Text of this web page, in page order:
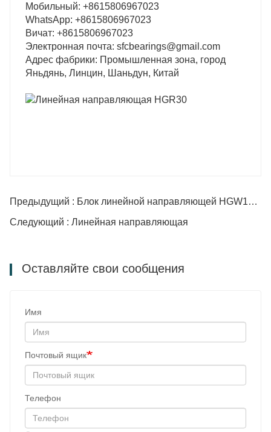
Мобильный: +8615806967023
WhatsApp: +8615806967023
Вичат: +8615806967023
Электронная почта: sfcbearings@gmail.com
Адрес фабрики: Промышленная зона, город
Яньдянь, Линцин, Шаньдун, Китай
Предыдущий : Блок линейной направляющей HGW15CC
Следующий : Линейная направляющая
Оставляйте свои сообщения
Имя
Почтовый ящик
Телефон